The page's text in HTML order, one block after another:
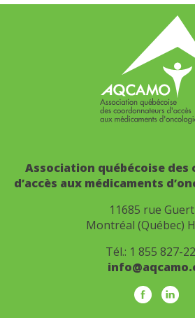
Association québécoise
d’accès aux médicaments
11685 rue
Montréal (Québec)
Tél.: 1 855 827-